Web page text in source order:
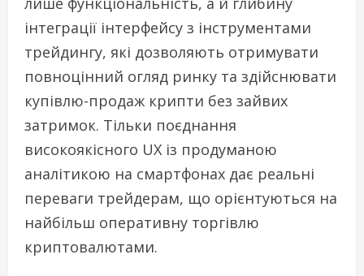
інтеграції інтерфейсу з інструментами
трейдингу, які дозволяють отримувати
повноцінний огляд ринку та здійснювати
купівлю-продаж крипти без зайвих
затримок. Тільки поєднання
високоякісного UX із продуманою
аналітикою на смартфонах дає реальні
переваги трейдерам, що орієнтуються на
найбільш оперативну торгівлю
криптовалютами.